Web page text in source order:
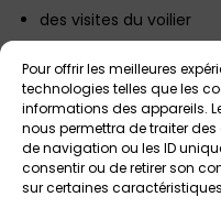
Pour offrir les meilleures
technologies telles que les
informations des appareils.
nous permettra de traiter
de navigation ou les ID
consentir ou de retirer son
sur certaines
des visites du voilier
des stands
des happenings
exposition photo,
lectures, Ar(t)icoche,
un concert de Paulo, Brin